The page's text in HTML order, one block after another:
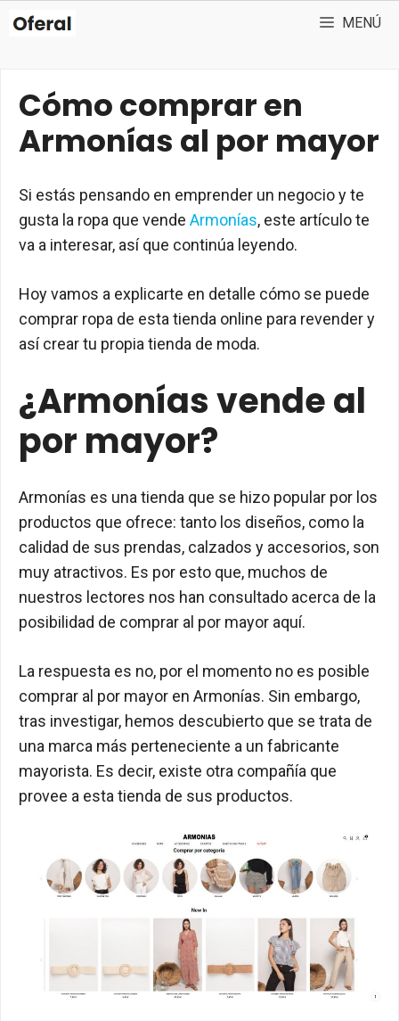
Saltar
MENÚ
Cómo comprar en
Armonías al por mayor
Si estás pensando en emprender un negocio y te
gusta la ropa que vende Armonías, este artículo te
va a interesar, así que continúa leyendo.
Hoy vamos a explicarte en detalle cómo se puede
comprar ropa de esta tienda online para revender y
así crear tu propia tienda de moda.
¿Armonías vende al
por mayor?
Armonías es una tienda que se hizo popular por los
productos que ofrece: tanto los diseños, como la
calidad de sus prendas, calzados y accesorios, son
muy atractivos. Es por esto que, muchos de
nuestros lectores nos han consultado acerca de la
posibilidad de comprar al por mayor aquí.
La respuesta es no, por el momento no es posible
comprar al por mayor en Armonías. Sin embargo,
tras investigar, hemos descubierto que se trata de
una marca más perteneciente a un fabricante
mayorista. Es decir, existe otra compañía que
provee a esta tienda de sus productos.